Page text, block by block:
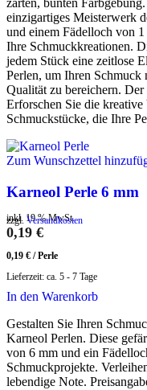
zarten, bunten
einzigartiges Meisterwerk
und einem Fädelloch von
Ihre Schmuckkreationen.
jedem Stück eine zeitlose
Perlen, um Ihren Schmuck
Qualität zu bereichern. Der
Erforschen Sie die
Schmuckstücke, die Ihre
Zum Wunschzettel
Karneol Perle 6 mm
inkl. 19 % MwSt.
zzgl. Versandkosten
0,19 €
0,19 € /Perle
Lieferzeit: ca. 5 - 7 Tage
In den Warenkorb
Gestalten Sie Ihren
Karneol Perlen. Diese
von 6 mm und ein
Schmuckprojekte.
lebendige Note.